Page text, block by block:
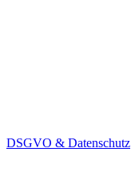
DSGVO & Datenschutz